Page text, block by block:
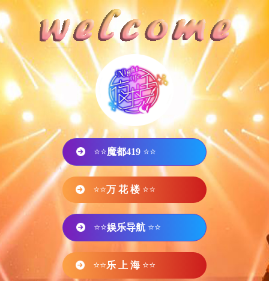
⭐⭐魔都419 ⭐⭐
⭐⭐万 花 楼 ⭐⭐
⭐⭐娱乐导航 ⭐⭐
⭐⭐乐 上 海 ⭐⭐